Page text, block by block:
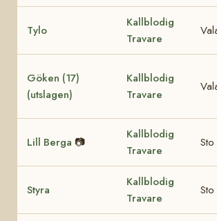
Tylo
Kallblodig
Travare
Göken (17)
(utslagen)
Kallblodig
Travare
Lill Berga 📷
Kallblodig
Travare
Sto
Styra
Kallblodig
Travare
Sto